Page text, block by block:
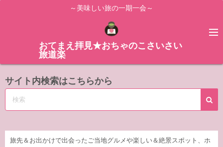
ス
ッ
～美味しい旅の一期一会～
おてまえ拝見★おちゃのこさいさい
旅道楽
サイト内検索はこちらから
旅先＆お出かけで出会ったご当地グルメや楽しい＆絶景スポット、ホ